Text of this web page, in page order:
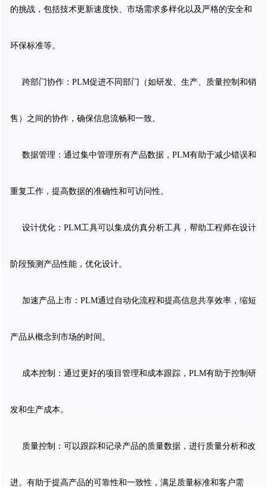
的挑战，包括技术更新速度快、市场需求多样化以及严格的安全和
环保标准等。
跨部门协作：PLM促进不同部门（如研发、生产、质量控制和销
售）之间的协作，确保信息流畅和一致。
数据管理：通过集中管理所有产品数据，PLM有助于减少错误和
重复工作，提高数据的准确性和可访问性。
设计优化：PLM工具可以集成仿真分析工具，帮助工程师在设计
阶段预测产品性能，优化设计。
加速产品上市：PLM通过自动化流程和提高信息共享效率，缩短
产品从概念到市场的时间。
成本控制：通过更好的项目管理和成本跟踪，PLM有助于控制研
发和生产成本。
质量控制：可以跟踪和记录产品的质量数据，进行质量分析和改
进。有助于提高产品的可靠性和一致性，满足质量标准和客户需